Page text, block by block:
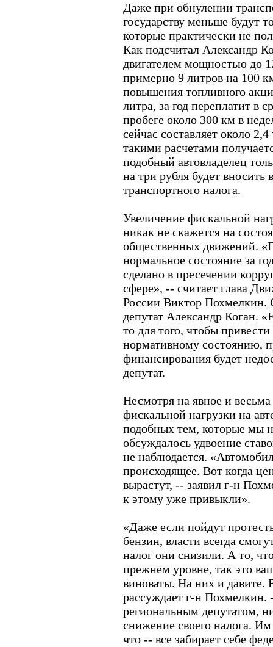
Даже при обнулении
государству меньше будут
которые практически не
Как подсчитал Александр
двигателем мощностью до
примерно 9 литров на 100
повышения топливного
литра, за год переплатит в
пробеге около 300 км в
сейчас составляет около
такими расчетами
подобный автовладелец
на три рубля будет
транспортного налога.
Увеличение фискальной
никак не скажется на
общественных движений.
нормальное состояние за
сделано в пресечении
сфере», -- считает глава
России Виктор Похмелкин.
депутат Александр Коган.
то для того, чтобы
нормативному состоянию,
финансирования будет
депутат.
Несмотря на явное и
фискальной нагрузки на
подобных тем, которые мы
обсуждалось удвоение
не наблюдается.
происходящее. Вот когда
вырастут, -- заявил г-н
к этому уже привыкли».
«Даже если пойдут
бензин, власти всегда
налог они снизили. А то,
прежнем уровне, так это
виноваты. На них и давите.
рассуждает г-н
региональным депутатом,
снижение своего налога.
что -- все забирает себе